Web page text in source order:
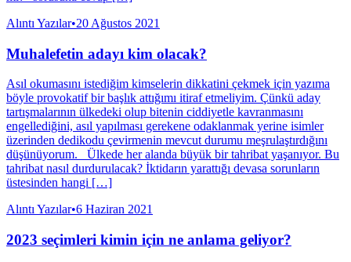
Alıntı Yazılar•20 Ağustos 2021
Muhalefetin adayı kim olacak?
Asıl okumasını istediğim kimselerin dikkatini çekmek için yazıma
böyle provokatif bir başlık attığımı itiraf etmeliyim. Çünkü aday
tartışmalarının ülkedeki olup bitenin ciddiyetle kavranmasını
engellediğini, asıl yapılması gerekene odaklanmak yerine isimler
üzerinden dedikodu çevirmenin mevcut durumu meşrulaştırdığını
düşünüyorum. Ülkede her alanda büyük bir tahribat yaşanıyor. Bu
tahribat nasıl durdurulacak? İktidarın yarattığı devasa sorunların
üstesinden hangi […]
Alıntı Yazılar•6 Haziran 2021
2023 seçimleri kimin için ne anlama geliyor?